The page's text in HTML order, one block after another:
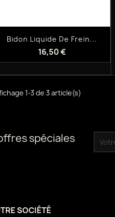
 Aperçu rapide
Bidon Liquide De Frein...
16,50 €
1-3 de 3 article(s)
spéciales
SOCIÉTÉ